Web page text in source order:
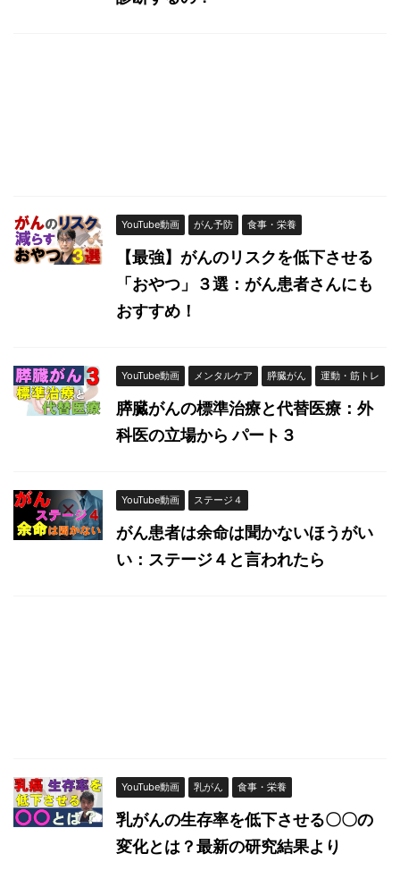
YouTube動画 がん予防 食事・栄養
【最強】がんのリスクを低下させる
「おやつ」３選：がん患者さんにも
おすすめ！
YouTube動画 メンタルケア 膵臓がん 運動・筋トレ
膵臓がんの標準治療と代替医療：外
科医の立場から パート３
YouTube動画 ステージ４
がん患者は余命は聞かないほうがい
い：ステージ４と言われたら
YouTube動画 乳がん 食事・栄養
乳がんの生存率を低下させる〇〇の
変化とは？最新の研究結果より